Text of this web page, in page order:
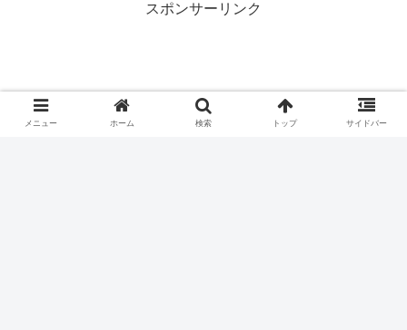
スポンサーリンク
メニュー ホーム 検索 トップ サイドバー